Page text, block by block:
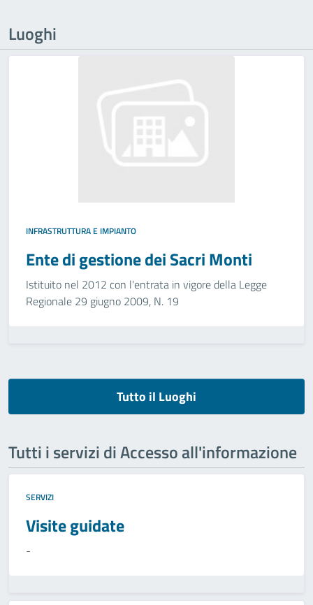
Luoghi
INFRASTRUTTURA E IMPIANTO
Ente di gestione dei Sacri Monti
Istituito nel 2012 con l'entrata in vigore della Legge
Regionale 29 giugno 2009, N. 19
Tutto il Luoghi
Tutti i servizi di Accesso all'informazione
SERVIZI
Visite guidate
-